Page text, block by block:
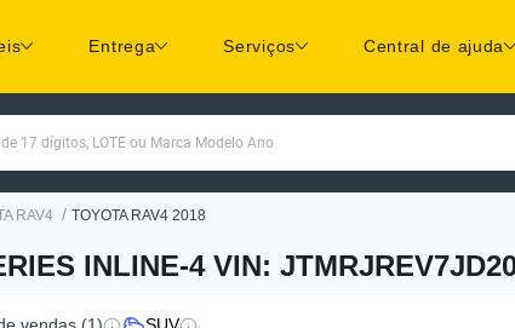
Entrega Serviços Central de ajuda
17 dígitos, LOTE ou Marca Modelo Ano
RAV4 / TOYOTA RAV4 2018
INLINE-4 VIN: